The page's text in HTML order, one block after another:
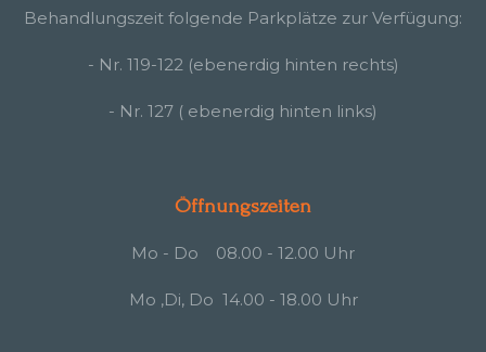
Behandlungszeit folgende Parkplätze zur Verfügung:
- Nr. 119-122 (ebenerdig hinten rechts)
- Nr. 127 ( ebenerdig hinten links)
Öffnungszeiten
Mo - Do 08.00 - 12.00 Uhr
Mo ,Di, Do 14.00 - 18.00 Uhr